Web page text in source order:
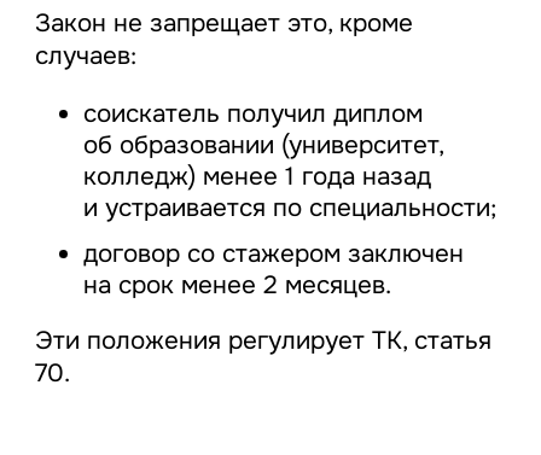
Закон не запрещает это, кроме
случаев:
соискатель получил диплом
об образовании (университет,
колледж) менее 1 года назад
и устраивается по специальности;
договор со стажером заключен
на срок менее 2 месяцев.
Эти положения регулирует ТК, статья
70.